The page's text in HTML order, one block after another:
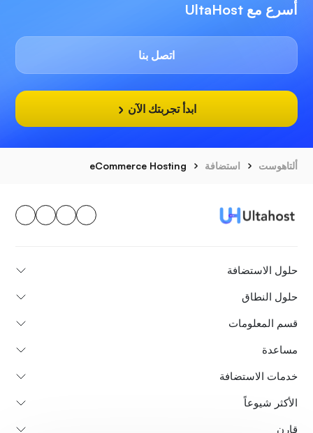
أسرع مع UltaHost
اتصل بنا
ابدأ تجربتك الآن
ألتاهوست استضافة eCommerce Hosting
حلول الاستضافة
حلول النطاق
قسم المعلومات
مساعدة
خدمات الاستضافة
الأكثر شيوعاً
قارن